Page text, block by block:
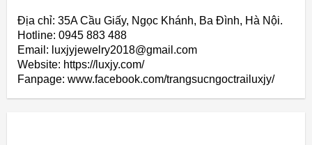
Địa chỉ: 35A Cầu Giấy, Ngọc Khánh, Ba Đình, Hà Nội.
Hotline: 0945 883 488
Email: luxjyjewelry2018@gmail.com
Website: https://luxjy.com/
Fanpage: www.facebook.com/trangsucngoctrailuxjy/